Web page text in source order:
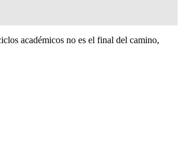
académicos no es el final del camino,